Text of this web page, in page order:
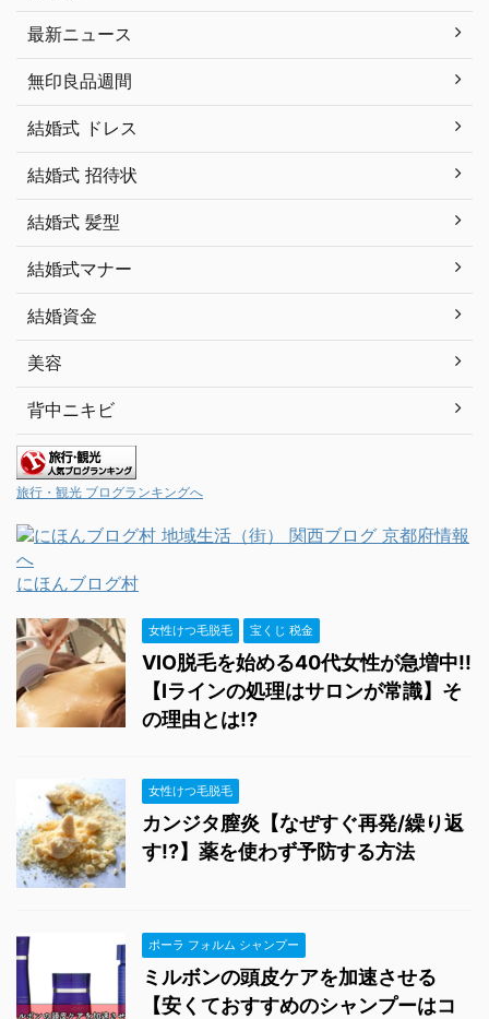
最新ニュース
無印良品週間
結婚式 ドレス
結婚式 招待状
結婚式 髪型
結婚式マナー
結婚資金
美容
背中ニキビ
旅行・観光 ブログランキングへ
にほんブログ村
女性けつ毛脱毛 宝くじ 税金
VIO脱毛を始める40代女性が急増中!!
【Iラインの処理はサロンが常識】そ
の理由とは!?
女性けつ毛脱毛
カンジタ膣炎【なぜすぐ再発/繰り返
す!?】薬を使わず予防する方法
ポーラ フォルム シャンプー
ミルボンの頭皮ケアを加速させる
【安くておすすめのシャンプーはコ